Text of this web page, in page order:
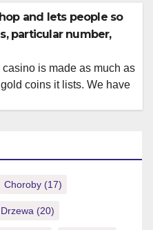
of these claims in which
professionals is […]
and lets people so
particular number,
casino is made as much as
coins it lists. We have
platform features a great
I […]
Choroby (17)
Drzewa (20)